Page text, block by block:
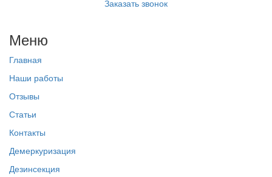
Заказать звонок
Меню
Главная
Наши работы
Отзывы
Статьи
Контакты
Демеркуризация
Дезинсекция